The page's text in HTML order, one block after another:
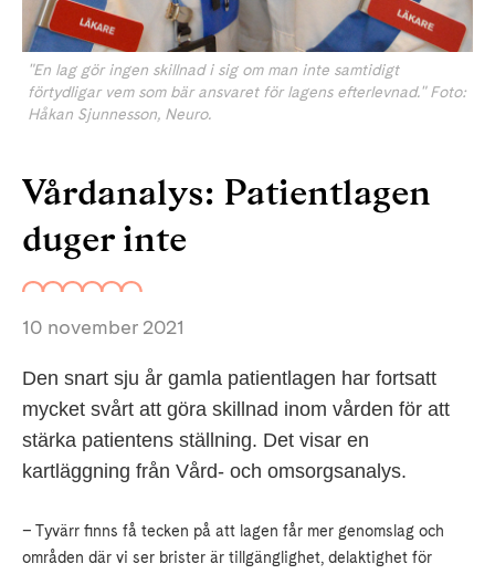
"En lag gör ingen skillnad i sig om man inte samtidigt
förtydligar vem som bär ansvaret för lagens efterlevnad." Foto:
Håkan Sjunnesson, Neuro.
Vårdanalys: Patientlagen
duger inte
10 november 2021
Den snart sju år gamla patientlagen har fortsatt
mycket svårt att göra skillnad inom vården för att
stärka patientens ställning. Det visar en
kartläggning från Vård- och omsorgsanalys.
– Tyvärr finns få tecken på att lagen får mer genomslag och
områden där vi ser brister är tillgänglighet, delaktighet för